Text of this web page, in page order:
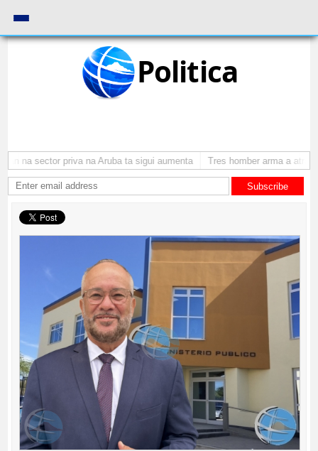
Politica
na sector priva na Aruba ta sigui aumenta Tres homber arma a atraca
Subscribe